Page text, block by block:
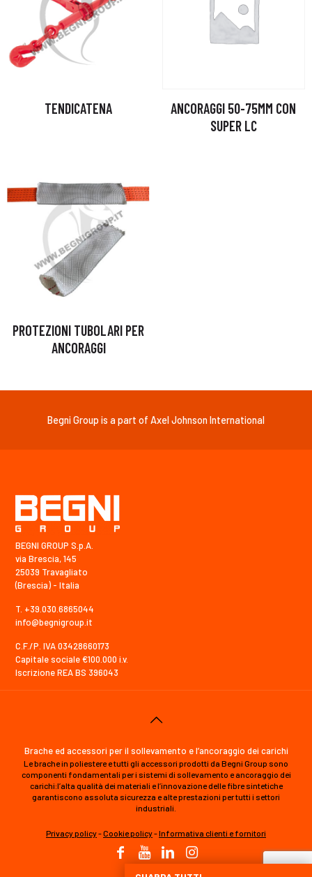
TENDICATENA
ANCORAGGI 50-75MM CON
SUPER LC
PROTEZIONI TUBOLARI PER
ANCORAGGI
Begni Group is a part of Axel Johnson International
BEGNI GROUP S.p.A.
via Brescia, 145
25039 Travagliato
(Brescia) - Italia
T. +39.030.6865044
info@begnigroup.it
C.F./P. IVA 03428660173
Capitale sociale €100.000 i.v.
Iscrizione REA BS 396043
Brache ed accessori per il sollevamento e l’ancoraggio dei carichi
Le brache in poliestere e tutti gli accessori prodotti da Begni Group sono
componenti fondamentali per i sistemi di sollevamento e ancoraggio dei
carichi:l’alta qualità dei materiali e l’innovazione delle fibre sintetiche
garantiscono assoluta sicurezza e alte prestazioni per tutti i settori
industriali.
Privacy policy-Cookie policy-Informativa clienti e fornitori